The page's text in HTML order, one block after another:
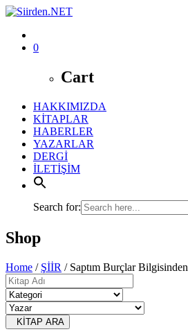
0
Cart
HAKKIMIZDA
KİTAPLAR
HABERLER
YAZARLAR
DERGİ
İLETİŞİM
Search for:
Shop
Home / ŞİİR / Saptım Burçlar Bilgisinden
KİTAP ARA